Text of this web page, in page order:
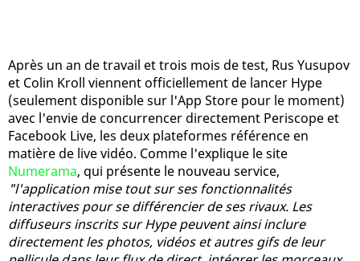
Après un an de travail et trois mois de test, Rus Yusupov
et Colin Kroll viennent officiellement de lancer Hype
(seulement disponible sur l'App Store pour le moment)
avec l'envie de concurrencer directement Periscope et
Facebook Live, les deux plateformes référence en
matière de live vidéo. Comme l'explique le site
Numerama, qui présente le nouveau service,
"l'application mise tout sur ses fonctionnalités
interactives pour se différencier de ses rivaux. Les
diffuseurs inscrits sur Hype peuvent ainsi inclure
directement les photos, vidéos et autres gifs de leur